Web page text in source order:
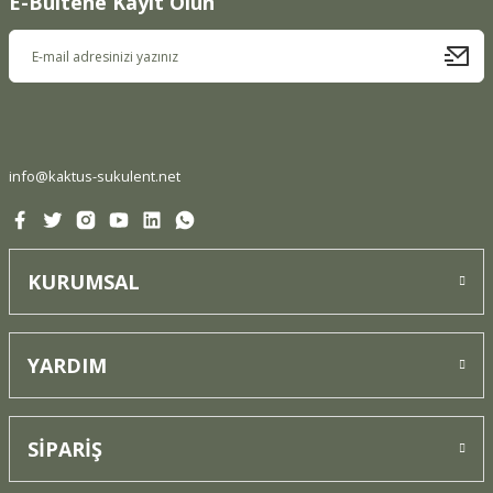
Ürün resmi kalitesiz, bozuk veya görüntülenemiyor.
info@kaktus-sukulent.net
KURUMSAL
YARDIM
SİPARİŞ